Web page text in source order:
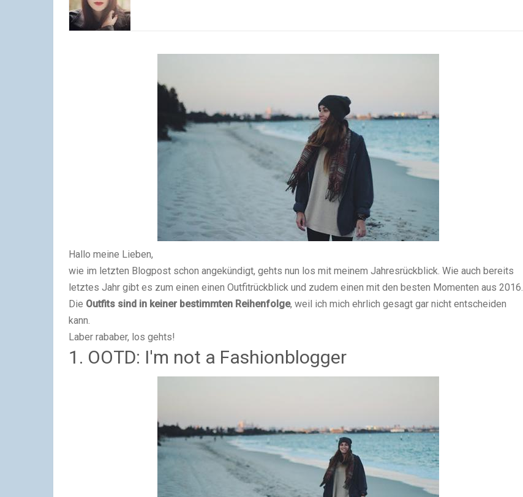
Hallo meine Lieben,
wie im letzten Blogpost schon angekündigt, gehts nun los mit meinem Jahresrückblick. Wie auch bereits
letztes Jahr gibt es zum einen einen Outfitrückblick und zudem einen mit den besten Momenten aus 2016.
Die Outfits sind in keiner bestimmten Reihenfolge, weil ich mich ehrlich gesagt gar nicht entscheiden
kann.
Laber rababer, los gehts!
1. OOTD: I'm not a Fashionblogger